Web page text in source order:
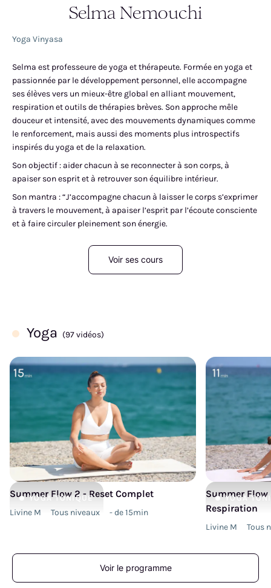
Selma Nemouchi
Yoga Vinyasa
Selma est professeure de yoga et thérapeute. Formée en yoga et
passionnée par le développement personnel, elle accompagne
ses élèves vers un mieux-être global en alliant mouvement,
respiration et outils de thérapies brèves. Son approche mêle
douceur et intensité, avec des mouvements dynamiques comme
le renforcement, mais aussi des moments plus introspectifs
inspirés du yoga et de la relaxation.
Son objectif : aider chacun à se reconnecter à son corps, à
apaiser son esprit et à retrouver son équilibre intérieur.
Son mantra : “J’accompagne chacun à laisser le corps s’exprimer
à travers le mouvement, à apaiser l’esprit par l’écoute consciente
et à faire circuler pleinement son énergie.
Voir ses cours
Yoga (97 vidéos)
YOGA TONIQUE
Summer Flow 2 - Reset Complet
Livine M Tous niveaux - de 15min
YOGA
Summer
Respiration
Livine M Tous
Voir le programme